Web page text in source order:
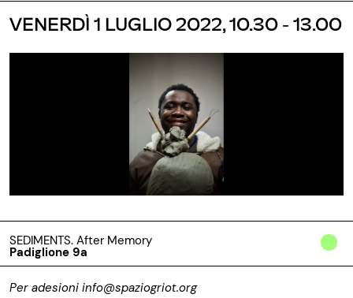
VENERDÌ 1 LUGLIO 2022, 10.30 - 13.00
SEDIMENTS. After Memory
Padiglione 9a
Per adesioni info@spaziogriot.org